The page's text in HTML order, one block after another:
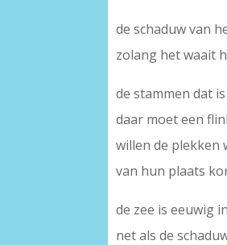
de schaduw van
zolang het waait
de stammen dat
daar moet een
willen de plekken
van hun plaats
de zee is eeuwig
net als de